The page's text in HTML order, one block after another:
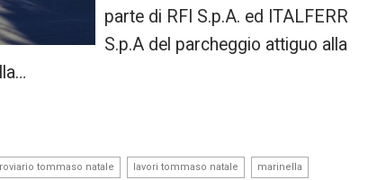
parte di RFI S.p.A. ed ITALFERR
S.p.A del parcheggio attiguo alla
tommaso natale lavori tommaso natale marinella